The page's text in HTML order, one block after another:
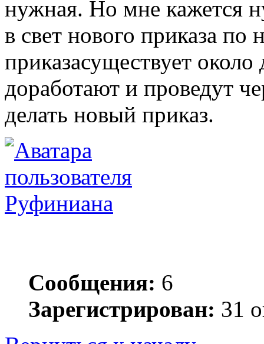
нужная. Но мне кажется
в свет нового приказа
приказасуществует около
доработают и проведут
делать новый приказ.
Руфиниана
Сообщения: 6
Зарегистрирован: 31